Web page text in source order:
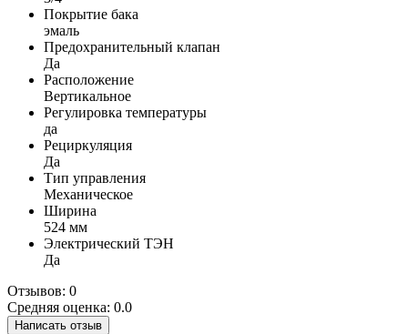
Покрытие бака
эмаль
Предохранительный клапан
Да
Расположение
Вертикальное
Регулировка температуры
да
Рециркуляция
Да
Тип управления
Механическое
Ширина
524 мм
Электрический ТЭН
Да
Отзывов: 0
Средняя оценка: 0.0
Написать отзыв